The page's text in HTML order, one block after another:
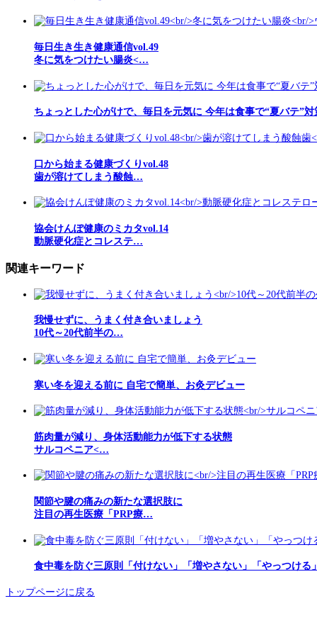
毎日生き生き健康通信vol.49
冬に気をつけたい腸炎<…
ちょっとした心がけで、毎日を元気に 今年は食事で“夏バテ”
口から始まる健康づくりvol.48
歯が溶けてしまう酸蝕…
協会けんぽ健康のミカタvol.14
動脈硬化症とコレステ…
関連キーワード
我慢せずに、うまく付き合いましょう
10代～20代前半の…
寒い冬を迎える前に 自宅で簡単、お灸デビュー
筋肉量が減り、身体活動能力が低下する状態
サルコペニア<…
関節や腱の痛みの新たな選択肢に
注目の再生医療「PRP療…
食中毒を防ぐ三原則「付けない」「増やさない」「やっつける
トップページに戻る